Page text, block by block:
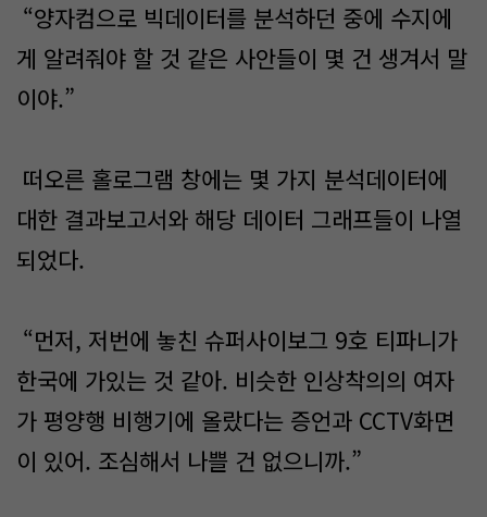
“양자컴으로 빅데이터를 분석하던 중에 수지에
게 알려줘야 할 것 같은 사안들이 몇 건 생겨서 말
이야.”
떠오른 홀로그램 창에는 몇 가지 분석데이터에
대한 결과보고서와 해당 데이터 그래프들이 나열
되었다.
“먼저, 저번에 놓친 슈퍼사이보그 9호 티파니가
한국에 가있는 것 같아. 비슷한 인상착의의 여자
가 평양행 비행기에 올랐다는 증언과 CCTV화면
이 있어. 조심해서 나쁠 건 없으니까.”